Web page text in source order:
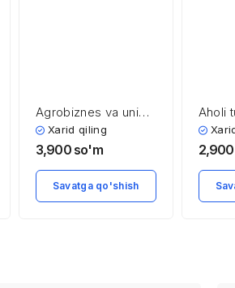
Agrobiznes va uning
turlari
Xarid qiling
3,900 so'm
Savatga qo'shish
Aholi
2,900